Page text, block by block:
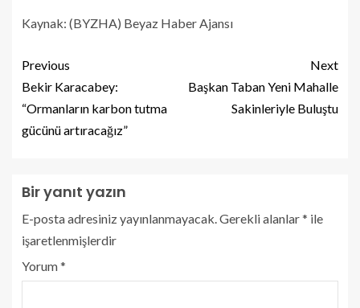
Kaynak: (BYZHA) Beyaz Haber Ajansı
Previous
Bekir Karacabey:
“Ormanların karbon tutma
gücünü artıracağız”
Next
Başkan Taban Yeni Mahalle
Sakinleriyle Buluştu
Bir yanıt yazın
E-posta adresiniz yayınlanmayacak. Gerekli alanlar* ile
işaretlenmişlerdir
Yorum*